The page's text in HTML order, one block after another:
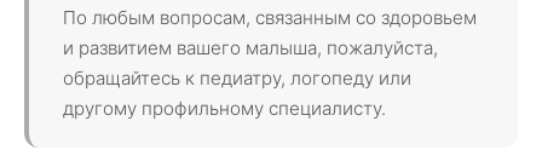
По любым вопросам, связанным со здоровьем
и развитием вашего малыша, пожалуйста,
обращайтесь к педиатру, логопеду или
другому профильному специалисту.